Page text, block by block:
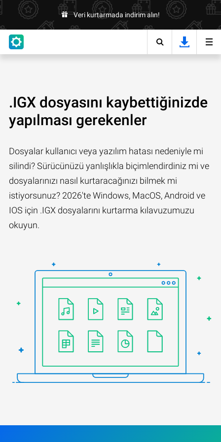
Veri kurtarmada indirim alın!
.IGX dosyasını kaybettiğinizde
yapılması gerekenler
Dosyalar kullanıcı veya yazılım hatası nedeniyle mi
silindi? Sürücünüzü yanlışlıkla biçimlendirdiniz mi ve
dosyalarınızı nasıl kurtaracağınızı bilmek mi
istiyorsunuz? 2026'te Windows, MacOS, Android ve
IOS için .IGX dosyalarını kurtarma kılavuzumuzu
okuyun.